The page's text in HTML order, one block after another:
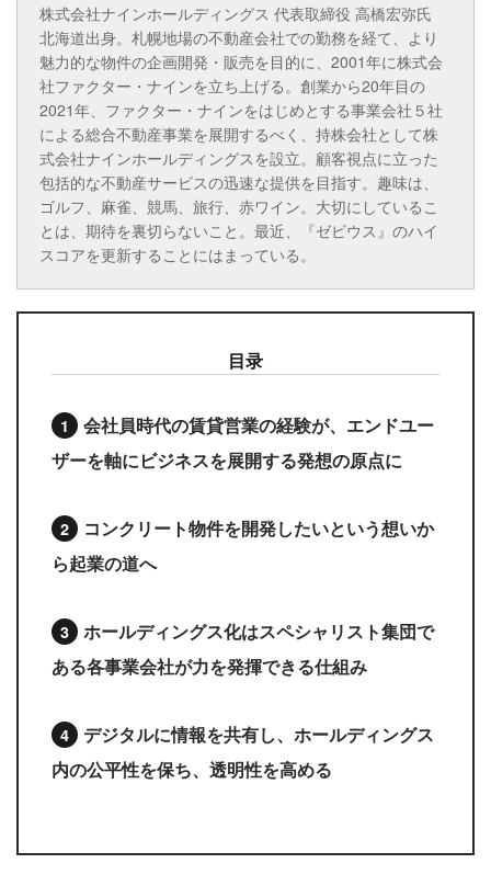
株式会社ナインホールディングス 代表取締役 高橋宏弥氏
北海道出身。札幌地場の不動産会社での勤務を経て、より
魅力的な物件の企画開発・販売を目的に、2001年に株式会
社ファクター・ナインを立ち上げる。創業から20年目の
2021年、ファクター・ナインをはじめとする事業会社５社
による総合不動産事業を展開するべく、持株会社として株
式会社ナインホールディングスを設立。顧客視点に立った
包括的な不動産サービスの迅速な提供を目指す。趣味は、
ゴルフ、麻雀、競馬、旅行、赤ワイン。大切にしているこ
とは、期待を裏切らないこと。最近、『ゼビウス』のハイ
スコアを更新することにはまっている。
目录
会社員時代の賃貸営業の経験が、エンドユー
ザーを軸にビジネスを展開する発想の原点に
コンクリート物件を開発したいという想いか
ら起業の道へ
ホールディングス化はスペシャリスト集団で
ある各事業会社が力を発揮できる仕組み
デジタルに情報を共有し、ホールディングス
内の公平性を保ち、透明性を高める